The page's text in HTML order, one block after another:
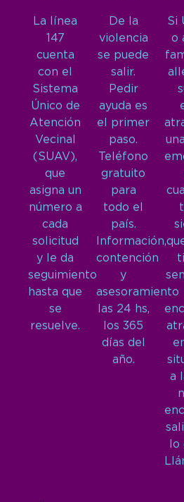
La línea
147
cuenta
con el
Sistema
Único de
Atención
Vecinal
(SUAV),
que
asigna un
número a
cada
solicitud
y le da
seguimiento
hasta que
se
resuelve.
De la
violencia
se puede
salir.
Pedir
ayuda es
el primer
paso.
Teléfono
gratuito
para
todo el
país.
Información,
contención
y
asesoramiento
las 24 hs,
los 365
días del
año.
Si
o
a
lo